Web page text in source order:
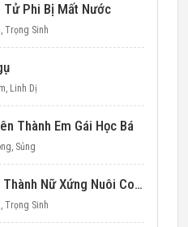
Tử Phi Bị Mất Nước
, Trọng Sinh
, Linh Dị
Thành Em Gái Học Bá
, Sủng
Thập Niên 70 Trở Thành Nữ Xứng Nuôi Con Làm Giàu
, Trọng Sinh